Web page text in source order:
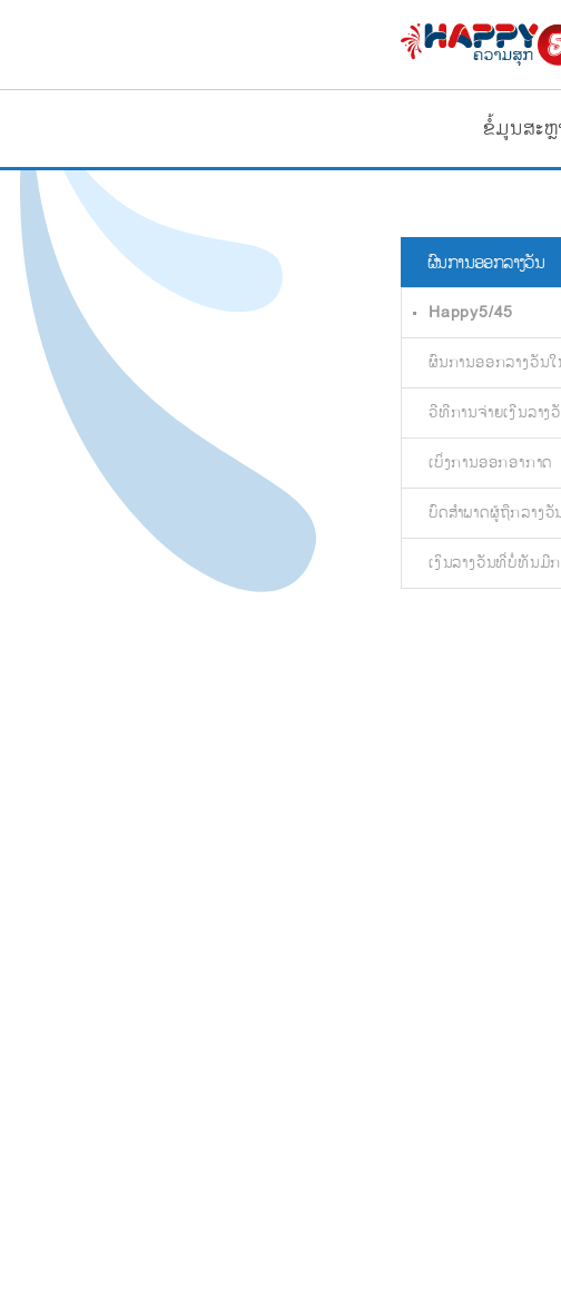
ຂໍ້ມູນສະຫຼ
ຜົນການອອກລາງວັນ
Happy5/45
ຜົນການອອກລາງວັນ
ວີທີການຈ່າຍເງີນລາງ
ເບິ່ງການອອກອາກາດ
ບົດສຳພາດຜູ້ຖືກລາງວັ
ເງິນລາງວັນທີ່ບໍ່ທັນມີ